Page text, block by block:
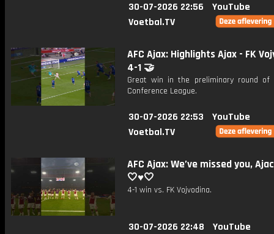
30-07-2026 22:56
YouTube
Voetbal.TV
AFC Ajax: Highlights Ajax - FK
4-1 🤝
Great win in the preliminary round of
Conference League.
30-07-2026 22:53
YouTube
Voetbal.TV
AFC Ajax: We’ve missed you,
🤍♥️🤍
4-1 win vs. FK Vojvodina.
30-07-2026 22:48
YouTube